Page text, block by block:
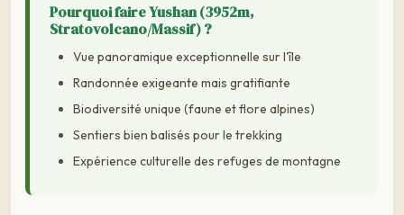
Pourquoi faire Yushan (3952m,
Stratovolcano/Massif) ?
Vue panoramique exceptionnelle sur l'île
Randonnée exigeante mais gratifiante
Biodiversité unique (faune et flore alpines)
Sentiers bien balisés pour le trekking
Expérience culturelle des refuges de montagne